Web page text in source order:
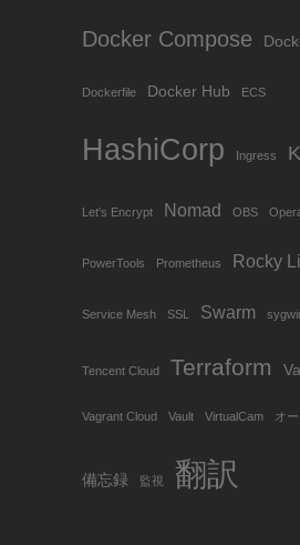
Docker Compose
Dockerfile Docker Hub ECS
HashiCorp Ingress
Let's Encrypt Nomad OBS
PowerTools Prometheus Rocky
Service Mesh SSL Swarm
Tencent Cloud Terraform
Vagrant Cloud Vault VirtualCam オ
備忘録 監視 翻訳